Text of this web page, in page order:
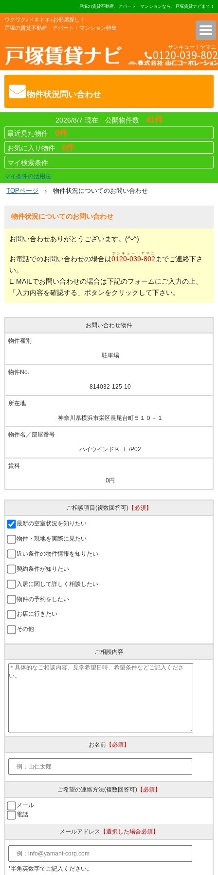
戸塚の賃貸不動産、アパート・マンションなら、戸塚賃貸ナビまで！
ワクワク♪ドキドキ♪お部屋探し！
戸塚の賃貸不動産 アパート・マンション特集
株式会社 山仁コーポレーショ
サンキュー！ヤマニ
0120-039-802
物件状況問い合わせ
2026/8/7 現在 公開物件数 41件
最近見た物件 0件
お気に入り物件 0件
マイ検索条件
マイ条件の活用法
TOPページ › 物件状況についてのお問い合わせ
物件状況についてのお問い合わせ
お問い合わせありがとうございます。(^-^)
お電話でのお問い合わせの場合は0120-039-802
サンキュー！ヤマニ
までご連絡下さ
い。
E-MAILでお問い合わせの場合は下記のフォームにご入力の上、
「入力内容を確認する」ボタンをクリックして下さい。
お問い合わせ物件
駐車場
814032-125-10
神奈川県横浜市栄区長尾台町５１０－１
ハイウインドＫ.Ｉ./P02
0円
ご相談項目(複数回答可)【必須】
最新の空室状況を知りたい
物件・現地を実際に見たい
近い条件の物件情報を知りたい
契約条件が知りたい
入居に関して詳しく相談したい
物件の予約をしたい
お店に行きたい
その他
ご相談内容
お名前【必須】
ご希望の連絡方法(複数回答可)【必須】
メール
電話
メールアドレス 【選択した場合必須】
*半角英数字でご記入ください。